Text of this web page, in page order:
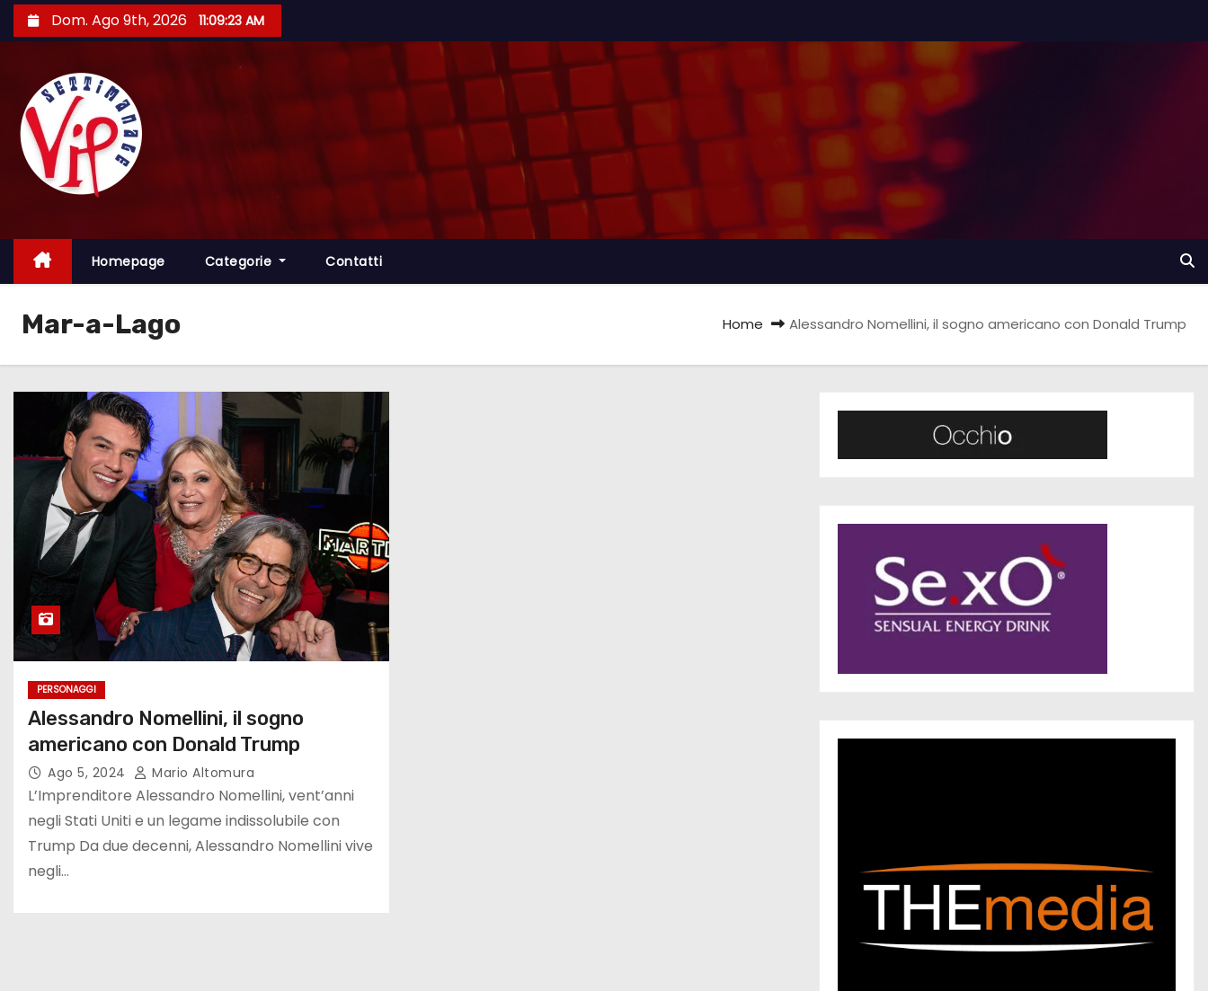
a
n
e
t
Dom. Ago 9th, 2026 11:09:24 AM
Homepage Categorie Contatti
Mar-a-Lago Home Alessandro Nomellini, il sogno americano con Donald Trump
PERSONAGGI
Alessandro Nomellini, il sogno
americano con Donald Trump
Ago 5, 2024 Mario Altomura
L’Imprenditore Alessandro Nomellini, vent’anni
negli Stati Uniti e un legame indissolubile con
Trump Da due decenni, Alessandro Nomellini vive
negli…